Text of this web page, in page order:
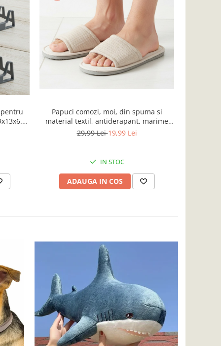
Papuci comozi, moi, din spuma si
material textil, antiderapant, marime
L/XL, bej
29,99 Lei19,99 Lei
IN STOC
ADAUGA IN COS